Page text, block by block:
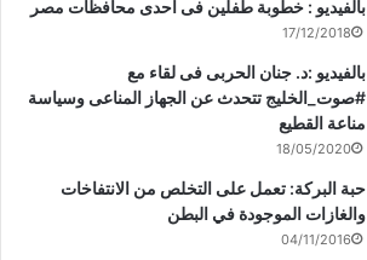
بالفيديو : خطوبة طفلين فى احدى محافظات مصر
17/12/2018
بالفيديو :د. جنان الحربى فى لقاء مع
#صوت_الخليج تتحدث عن الجهاز المناعى وسياسة
مناعة القطيع
18/05/2020
حبة البركة: تعمل على التخلص من الانتفاخات
والغازات الموجودة في البطن
04/11/2016